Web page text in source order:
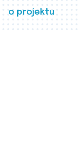
o projektu